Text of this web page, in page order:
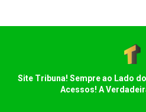
Site Tribuna! Sempre ao Lado
Acessos! A